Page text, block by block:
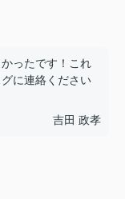
ったです！これ
に連絡ください
吉田 政孝